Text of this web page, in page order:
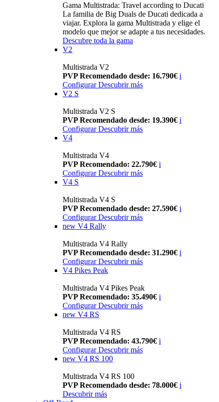
Gama Multistrada: Travel according to Ducati
La familia de Big Duals de Ducati dedicada a
viajar. Explora la gama Multistrada y elige el
modelo que mejor se adapte a tus necesidades.
Descubre toda la gama
V2
Multistrada V2
PVP Recomendado desde: 16.790€ i
Configurar Descubrir más
V2 S
Multistrada V2 S
PVP Recomendado desde: 19.390€ i
Configurar Descubrir más
V4
Multistrada V4
PVP Recomendado: 22.790€ i
Configurar Descubrir más
V4 S
Multistrada V4 S
PVP Recomendado desde: 27.590€ i
Configurar Descubrir más
new V4 Rally
Multistrada V4 Rally
PVP Recomendado desde: 31.290€ i
Configurar Descubrir más
V4 Pikes Peak
Multistrada V4 Pikes Peak
PVP Recomendado: 35.490€ i
Configurar Descubrir más
new V4 RS
Multistrada V4 RS
PVP Recomendado: 43.790€ i
ConfigurarDescubrir más
new V4 RS 100
Multistrada V4 RS 100
PVP Recomendado desde: 78.000€ i
Descubrir más